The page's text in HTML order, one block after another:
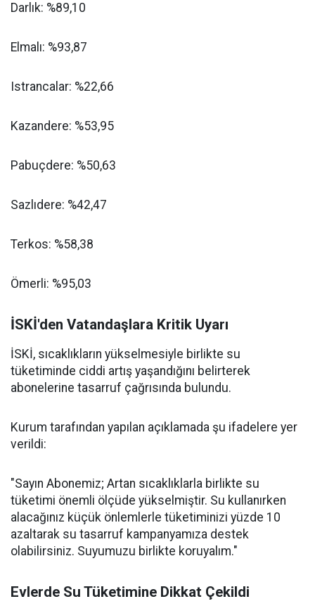
Darlık: %89,10
Elmalı: %93,87
Istrancalar: %22,66
Kazandere: %53,95
Pabuçdere: %50,63
Sazlıdere: %42,47
Terkos: %58,38
Ömerli: %95,03
İSKİ'den Vatandaşlara Kritik Uyarı
İSKİ, sıcaklıkların yükselmesiyle birlikte su
tüketiminde ciddi artış yaşandığını belirterek
abonelerine tasarruf çağrısında bulundu.
Kurum tarafından yapılan açıklamada şu ifadelere yer
verildi:
"Sayın Abonemiz; Artan sıcaklıklarla birlikte su
tüketimi önemli ölçüde yükselmiştir. Su kullanırken
alacağınız küçük önlemlerle tüketiminizi yüzde 10
azaltarak su tasarruf kampanyamıza destek
olabilirsiniz. Suyumuzu birlikte koruyalım."
Evlerde Su Tüketimine Dikkat Çekildi